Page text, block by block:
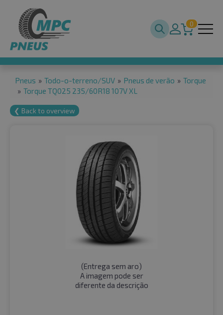
0
Pneus » Todo-o-terreno/SUV » Pneus de verão » Torque
» Torque TQ025 235/60R18 107V XL
❮ Back to overview
(Entrega sem aro)
A imagem pode ser
diferente da descrição